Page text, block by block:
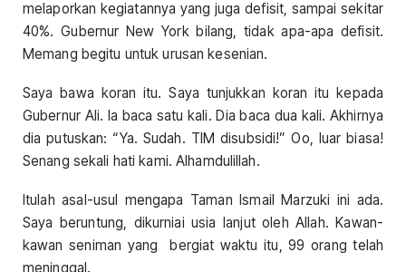
melaporkan kegiatannya yang juga defisit, sampai sekitar
40%. Gubernur New York bilang, tidak apa-apa defisit.
Memang begitu untuk urusan kesenian.
Saya bawa koran itu. Saya tunjukkan koran itu kepada
Gubernur Ali. Ia baca satu kali. Dia baca dua kali. Akhirnya
dia putuskan: “Ya. Sudah. TIM disubsidi!” Oo, luar biasa!
Senang sekali hati kami. Alhamdulillah.
Itulah asal-usul mengapa Taman Ismail Marzuki ini ada.
Saya beruntung, dikurniai usia lanjut oleh Allah. Kawan-
kawan seniman yang bergiat waktu itu, 99 orang telah
meninggal.